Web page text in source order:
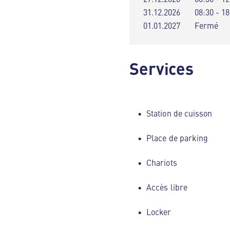
31.12.2026
08:30 -
01.01.2027
Fermé
Services
Station de cuisson
Place de parking
Chariots
Accès libre
Locker